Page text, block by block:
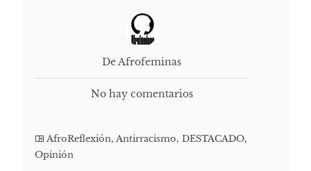
De Afrofeminas
No hay comentarios
AfroReflexión, Antirracismo, DESTACADO,
Opinión